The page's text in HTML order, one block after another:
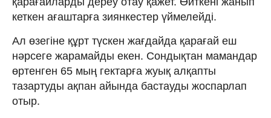
кеткен ағаштарға зиянкестер үймелейді.
Ал өзегіне құрт түскен жағдайда қарағай еш
нәрсеге жарамайды екен. Сондықтан мамандар
өртенген 65 мың гектарға жуық алқапты
тазартуды ақпан айында бастауды жоспарлап
отыр.